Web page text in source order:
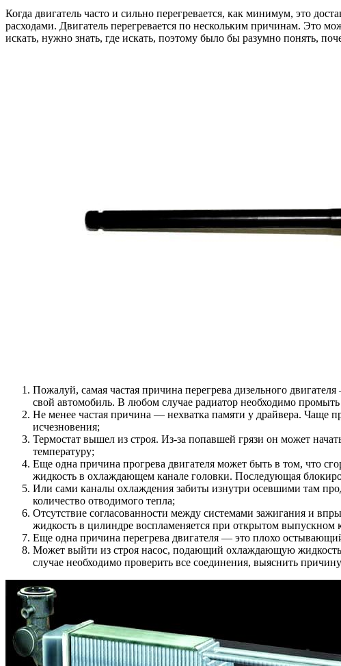
Когда двигатель часто и сильно перегревается, как минимум, это
расходами. Двигатель перегревается по нескольким причинам. Это
искать, нужно знать, где искать, поэтому было бы разумно понять,
Пожалуй, самая частая причина перегрева дизельного
свой автомобиль. В любом случае радиатор необходимо
Не менее частая причина — нехватка памяти у драйвера. Чаще
исчезновения;
Термостат вышел из строя. Из-за попавшей грязи он может
температуру;
Еще одна причина прогрева двигателя может быть в том, что
жидкость в охлаждающем канале головки. Последующая
Или сами каналы охлаждения забиты изнутри осевшими там
количество отводимого тепла;
Отсутствие согласованности между системами зажигания и
жидкость в цилиндре воспламеняется при открытом
Еще одна причина перегрева двигателя — это плохо
Может выйти из строя насос, подающий охлаждающую жидкость
случае необходимо проверить все соединения, выяснить